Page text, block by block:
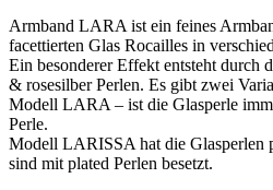
Armband LARA ist ein feines
facettierten Glas Rocailles in
Ein besonderer Effekt entsteht durch
& rosesilber Perlen. Es gibt zwei
Modell LARA – ist die Glasperle
Perle.
Modell LARISSA hat die Glasperlen
sind mit plated Perlen besetzt.